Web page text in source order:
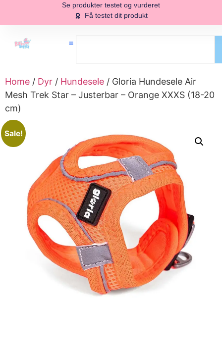
Se produkter testet og vurderet
Få testet dit produkt
Home / Dyr / Hundesele / Gloria Hundesele Air
Mesh Trek Star – Justerbar – Orange XXXS (18-20
cm)
Sale!